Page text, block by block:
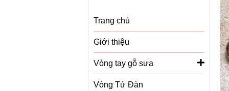
Trang chủ
Giới thiệu
Vòng tay gỗ sưa
Vòng Tử Đàn